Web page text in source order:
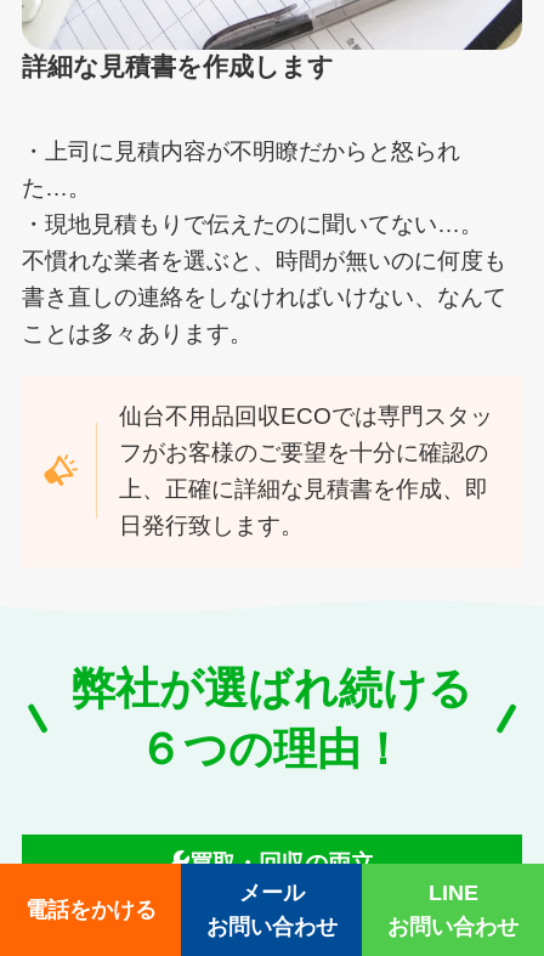
詳細な見積書を作成します
・上司に見積内容が不明瞭だからと怒られ
た…。
・現地見積もりで伝えたのに聞いてない…。
不慣れな業者を選ぶと、時間が無いのに何度も
書き直しの連絡をしなければいけない、なんて
ことは多々あります。
仙台不用品回収ECOでは専門スタッ
フがお客様のご要望を十分に確認の
上、正確に詳細な見積書を作成、即
日発行致します。
弊社が選ばれ続ける
６つの理由！
買取・回収の両立
電話をかける
メール
お問い合わせ
LINE
お問い合わせ